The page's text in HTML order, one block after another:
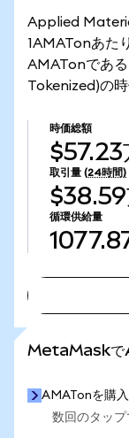
Applied
1AMATonあた
AMATonであ
Tokenized)の時
時価総額
$57.23
取引量 (24時間)
$38.59
循環供給量
MetaMaskで
AMATonを購入
数回のタップ